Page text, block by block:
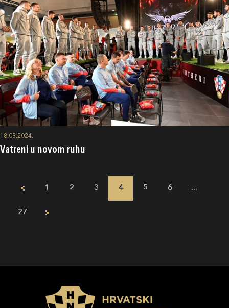
18.03.2024.
Vatreni u novom ruhu
1 2 3 4 5 6 ...
27